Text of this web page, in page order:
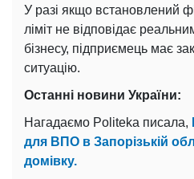
У разі якщо встановлений
ліміт не відповідає
бізнесу, підприємець має
ситуацію.
Останні новини України:
Нагадаємо Politeka писала,
для ВПО в Запорізькій
домівку.